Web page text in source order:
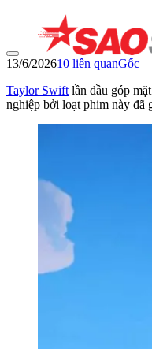
13/6/202610 liên quanGốc
Taylor Swift lần đầu góp
nghiệp bởi loạt phim này đã